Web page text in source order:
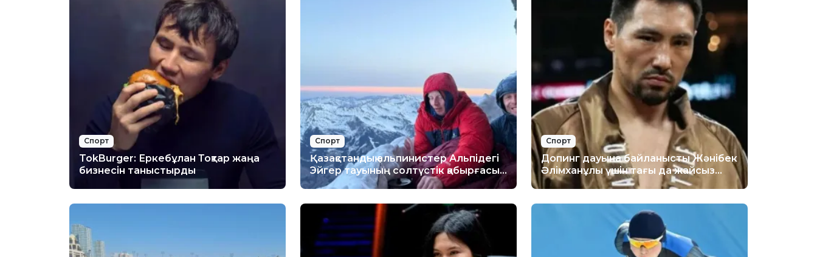
Спорт
TokBurger: Еркебұлан Тоқтар жаңа
бизнесін таныстырды
Спорт
Қазақстандық альпинистер Альпідегі
Эйгер тауының солтүстік қабырғасы –
«Өлім қабырғасын» бағындырды
Спорт
Допинг дауына байланысты Жәнібек
Әлімханұлы үшін тағы да жайсыз
хабар тарады